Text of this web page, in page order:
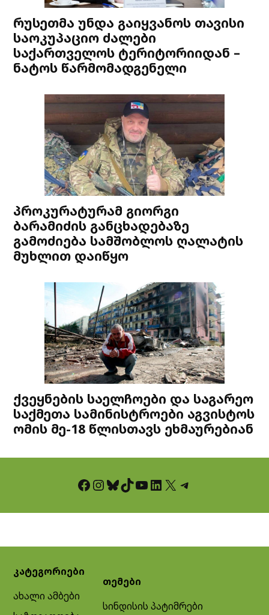
რუსეთმა უნდა გაიყვანოს თავისი
საოკუპაციო ძალები
საქართველოს ტერიტორიიდან –
ნატოს წარმომადგენელი
პროკურატურამ გიორგი
ბარამიძის განცხადებაზე
გამოძიება სამშობლოს ღალატის
მუხლით დაიწყო
ქვეყნების საელჩოები და საგარეო
საქმეთა სამინისტროები აგვისტოს
ომის მე-18 წლისთავს ეხმაურებიან
Facebook InstagramBluesky TikTok YouTube LinkedIn X Telegram
კატეგორიები
ახალი ამბები
თემები
სინდისის პატიმრები